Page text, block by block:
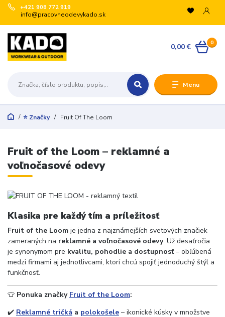
Menu
+421 908 772 919
info@pracovneodevykado.sk
0
0,00 €
⭐ Značky Fruit Of The Loom
Fruit of the Loom – reklamné a
voľnočasové odevy
Klasika pre každý tím a príležitosť
Fruit of the Loom je jedna z najznámejších svetových značiek
zameraných na reklamné a voľnočasové odevy. Už desaťročia
je synonymom pre kvalitu, pohodlie a dostupnosť– obľúbená
medzi firmami aj jednotlivcami, ktorí chcú spojiť jednoduchý štýl a
funkčnosť.
👕 Ponuka značky Fruit of the Loom:
✔️ Reklamné tričká a polokošele – ikonické kúsky v množstve